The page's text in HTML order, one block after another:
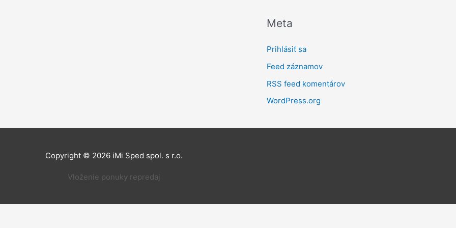
Meta
Prihlásiť sa
Feed záznamov
RSS feed komentárov
WordPress.org
Copyright © 2026 iMi Sped spol. s r.o.
Vloženie ponuky repredaj